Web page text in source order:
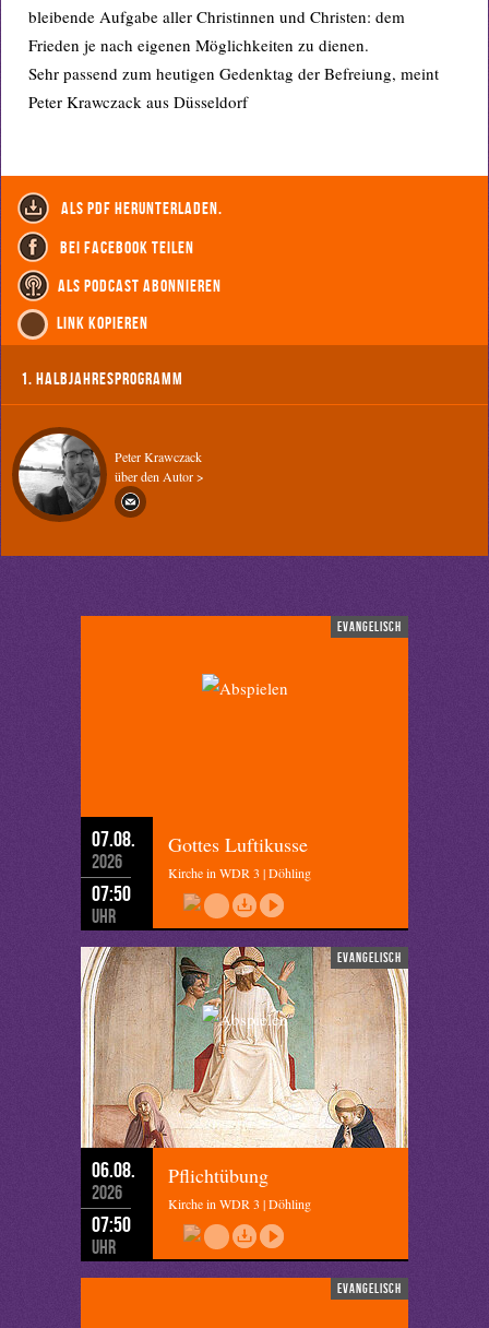
bleibende Aufgabe aller Christinnen und Christen: dem
Frieden je nach eigenen Möglichkeiten zu dienen.
Sehr passend zum heutigen Gedenktag der Befreiung, meint
Peter Krawczack aus Düsseldorf
als PDF herunterladen.
bei Facebook teilen
als Podcast abonnieren
Link kopieren
1. Halbjahresprogramm
Peter Krawczack
über den Autor >
evangelisch
07.08.
2026
07:50
Uhr
Gottes Luftikusse
Kirche in WDR 3 | Döhling
evangelisch
06.08.
2026
07:50
Uhr
Pflichtübung
Kirche in WDR 3 | Döhling
evangelisch